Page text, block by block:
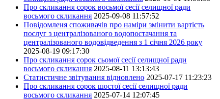
Про скликання сорок восьмої сесії селищної ради
восьмого скликання 2025-09-08 11:57:52
Повідомленя споживачів про наміри змінити вартість
послуг з централізованого водопостачання та
централізованого водовідведення з 1 січня 2026 року
2025-08-19 09:17:30
Про скликання сорок сьомої сесії селищної ради
восьмого скликання 2025-08-11 13:13:43
Статистичне звітування відновлено 2025-07-17 11:23:23
Про скликання сорок шостої сесії селищної ради
восьмого скликання 2025-07-14 12:07:45